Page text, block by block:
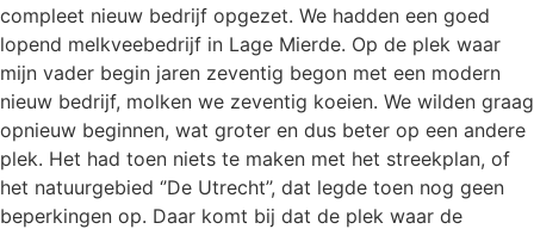
compleet nieuw bedrijf opgezet. We hadden een goed
lopend melkveebedrijf in Lage Mierde. Op de plek waar
mijn vader begin jaren zeventig begon met een modern
nieuw bedrijf, molken we zeventig koeien. We wilden graag
opnieuw beginnen, wat groter en dus beter op een andere
plek. Het had toen niets te maken met het streekplan, of
het natuurgebied ‘’De Utrecht’’, dat legde toen nog geen
beperkingen op. Daar komt bij dat de plek waar de